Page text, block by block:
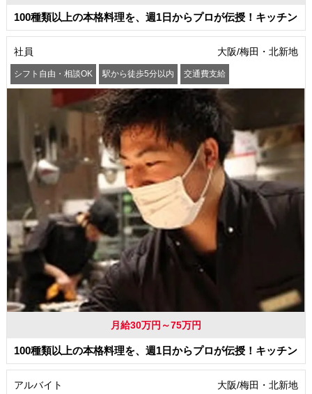
100種類以上の本格料理を、週1日からプロが伝授！キッチン
社員 大阪/梅田・北新地
シフト自由・相談OK 駅から徒歩5分以内 交通費支給
月給30万円～75万円
100種類以上の本格料理を、週1日からプロが伝授！キッチン
アルバイト 大阪/梅田・北新地